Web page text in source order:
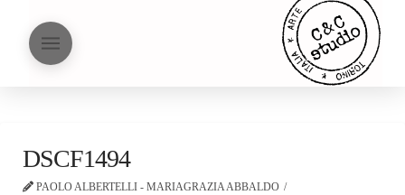
DSCF1494
PAOLO ALBERTELLI - MARIAGRAZIA ABBALDO